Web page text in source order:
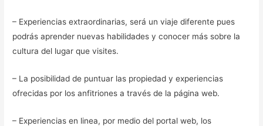
– Experiencias extraordinarias, será un viaje diferente pues
podrás aprender nuevas habilidades y conocer más sobre la
cultura del lugar que visites.
– La posibilidad de puntuar las propiedad y experiencias
ofrecidas por los anfitriones a través de la página web.
– Experiencias en linea, por medio del portal web, los